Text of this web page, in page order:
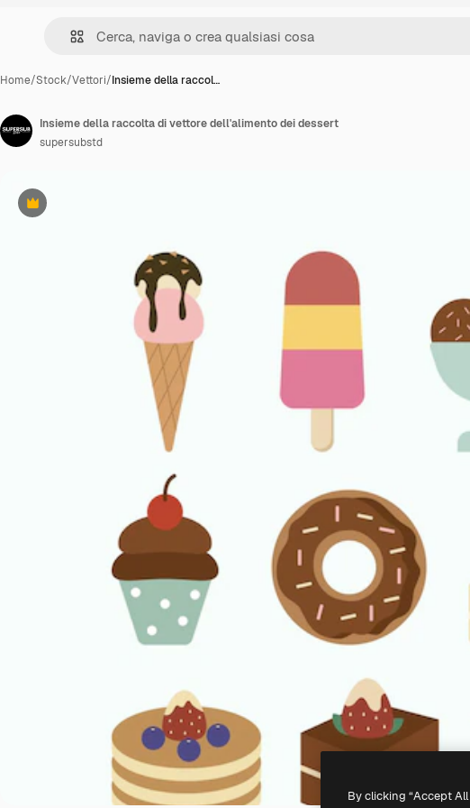
Home/Stock/Vettori/Insieme della raccol…
Premium
Insieme della raccolta di vettore dell'alimento dei dessert
supersubstd
By clicking “Accept